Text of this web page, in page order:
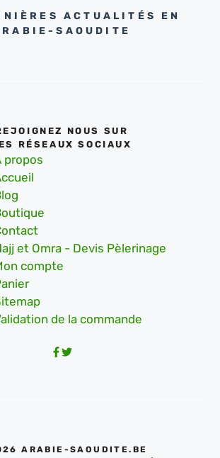
ACTUALITÉS EN
SAOUDITE
NOUS SUR
RÉSEAUX SOCIAUX
propos
et Omra - Devis Pèlerinage
compte
de la commande
ARABIE-SAOUDITE.BE